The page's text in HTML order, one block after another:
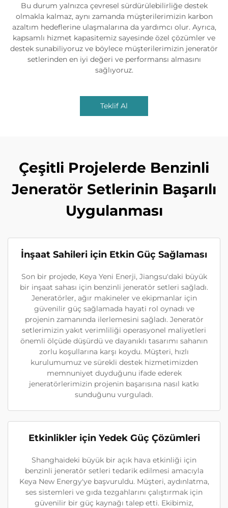
Bu durum yalnızca çevresel sürdürülebilirliğe destek
olmakla kalmaz, aynı zamanda müşterilerimizin karbon
azaltım hedeflerine ulaşmalarına da yardımcı olur. Ayrıca,
kapsamlı hizmet kapasitemiz sayesinde özel çözümler ve
destek sunabiliyoruz ve böylece müşterilerimizin jeneratör
setlerinden en iyi değeri ve performansı almasını
sağlıyoruz.
Teklif Al
Çeşitli Projelerde Benzinli
Jeneratör Setlerinin Başarılı
Uygulanması
İnşaat Sahileri için Etkin Güç Sağlaması
Son bir projede, Keya Yeni Enerji, Jiangsu'daki büyük
bir inşaat sahası için benzinli jeneratör setleri sağladı.
Jeneratörler, ağır makineler ve ekipmanlar için
güvenilir güç sağlamada hayati rol oynadı ve
projenin zamanında ilerlemesini sağladı. Jeneratör
setlerimizin yakıt verimliliği operasyonel maliyetleri
önemli ölçüde düşürdü ve dayanıklı tasarımı sahanın
zorlu koşullarına karşı koydu. Müşteri, hızlı
kurulumumuz ve sürekli destek hizmetimizden
memnuniyet duyduğunu ifade ederek
jeneratörlerimizin projenin başarısına nasıl katkı
sunduğunu vurguladı.
Etkinlikler için Yedek Güç Çözümleri
Shanghaideki büyük bir açık hava etkinliği için
benzinli jeneratör setleri tedarik edilmesi amacıyla
Keya New Energy'ye başvuruldu. Müşteri, aydınlatma,
ses sistemleri ve gıda tezgahlarını çalıştırmak için
güvenilir bir güç kaynağı talep etti. Ekibimiz,